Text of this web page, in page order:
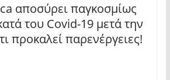
αποσύρει παγκοσμίως
του Covid-19 μετά την
προκαλεί παρενέργειες!